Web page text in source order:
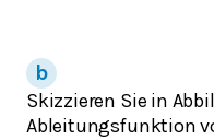
Skizzieren Sie in
Ableitungsfunktion